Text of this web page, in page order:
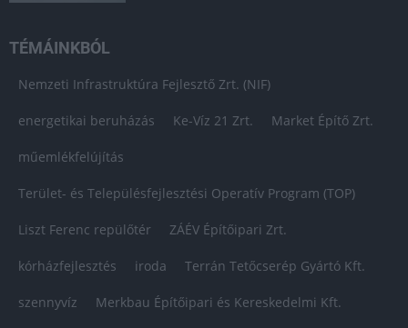
TÉMÁINKBÓL
Nemzeti Infrastruktúra Fejlesztő Zrt. (NIF)
energetikai beruházás Ke-Víz 21 Zrt. Market Építő Zrt.
műemlékfelújítás
Terület- és Településfejlesztési Operatív Program (TOP)
Liszt Ferenc repülőtér ZÁÉV Építőipari Zrt.
kórházfejlesztés iroda Terrán Tetőcserép Gyártó Kft.
szennyvíz Merkbau Építőipari és Kereskedelmi Kft.